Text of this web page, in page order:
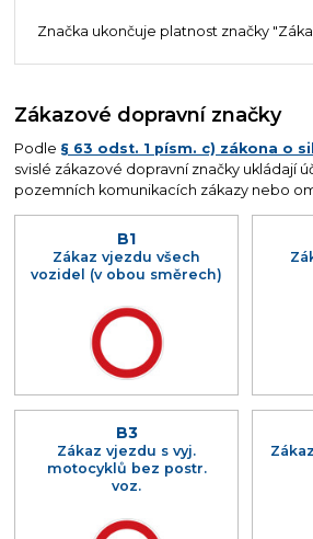
Značka ukončuje platnost značky
Zákazové dopravní značky
Podle § 63 odst. 1 písm. c) zákona o
svislé zákazové dopravní značky ukládají
pozemních komunikacích zákazy nebo
B1
Zákaz vjezdu všech
vozidel (v obou směrech)
B3
Zákaz vjezdu s vyj.
motocyklů bez postr.
voz.